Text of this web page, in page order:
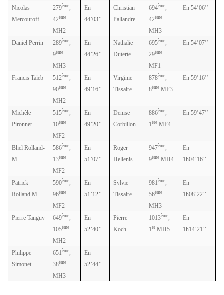
Nicolas
Mercouroff
279ème
42ème
MH2
En
44’03’’
Christian
Pallandre
694ème
42ème
MH3
En 54’06’’
Daniel Perrin 289ème
9ème
MH3
En
44’26’’
Nathalie
Duterte
695ème
29ème
MF1
En 54’07’’
Francis Taïeb 512ème
90ème
MH2
En
49’16’’
Virginie
Tissaire
878ème
8ème MF3
En 59’16’’
Michèle
Pironnet
515ème
10ème
MF2
En
49’20’’
Denise
Corbillon
886ème
1ère MF4
En 59’47’’
Bhel Rolland-
M
586ème
13ème
MF2
En
51’07’’
Roger
Hellenis
947ème
9ème MH4
En
1h04’16’’
Patrick
Rolland M.
590ème
96ème
MF2
En
51’12’’
Sylvie
Tissaire
981ème
56ème
MH3
En
1h08’22’’
Pierre Tanguy 649ème
105ème
MH2
En
52’40’’
Pierre
Koch
1013ème
1er MH5
En
1h14’21’’
Philippe
Simonet
651ème
38ème
MH3
En
52’44’’